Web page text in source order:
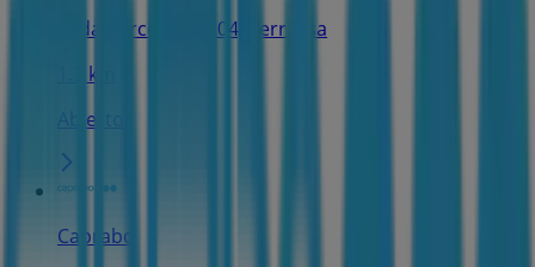
Avda Barcelona, 204, Terrassa
1.3 km
Abierto
Caprabo